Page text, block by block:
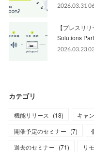
2026.03.31
【プレスリ
Solutions
2026.03.23
カテゴリ
機能リリース (18) キャ
開催予定のセミナー (7)
過去のセミナー (71) リ